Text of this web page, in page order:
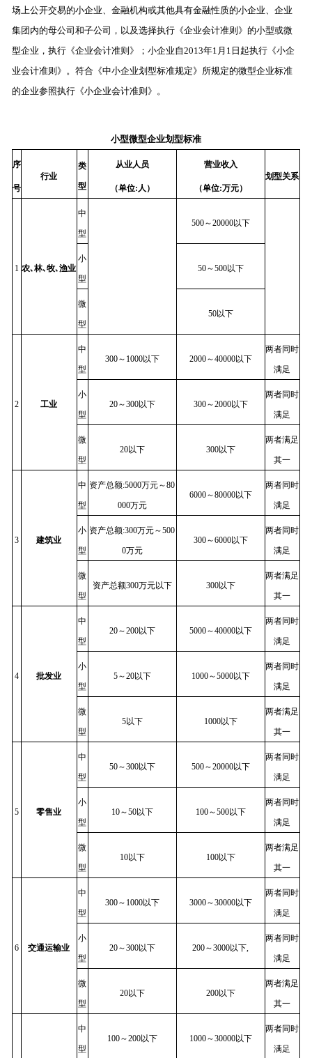
场上公开交易的小企业、金融机构或其他具有金融性质的小企业、企业
集团内的母公司和子公司，以及选择执行《企业会计准则》的小型或微
型企业，执行《企业会计准则》；小企业自2013年1月1日起执行《小企
业会计准则》。符合《中小企业划型标准规定》所规定的微型企业标准
的企业参照执行《小企业会计准则》。
小型微型企业划型标准
序
号
行业
类
型
从业人员
（单位:人）
营业收入
（单位:万元）
划型关系
1 农､林､牧､渔业
中
型
500～20000以下
小
型
50～500以下
微
型
50以下
2 工业
中
型
300～1000以下 2000～40000以下
两者同时
满足
小
型
20～300以下 300～2000以下
两者同时
满足
微
型
20以下 300以下
两者满足
其一
3 建筑业
中
型
资产总额:5000万元～80
000万元
6000～80000以下
两者同时
满足
小
型
资产总额:300万元～500
0万元
300～6000以下
两者同时
满足
微
型
资产总额300万元以下 300以下
两者满足
其一
4 批发业
中
型
20～200以下 5000～40000以下
两者同时
满足
小
型
5～20以下 1000～5000以下
两者同时
满足
微
型
5以下 1000以下
两者满足
其一
5 零售业
中
型
50～300以下 500～20000以下
两者同时
满足
小
型
10～50以下 100～500以下
两者同时
满足
微
型
10以下 100以下
两者满足
其一
6 交通运输业
中
型
300～1000以下 3000～30000以下
两者同时
满足
小
型
20～300以下 200～3000以下,
两者同时
满足
微
型
20以下 200以下
两者满足
其一
中
型
100～200以下 1000～30000以下
两者同时
满足